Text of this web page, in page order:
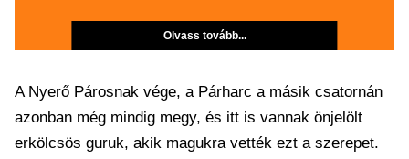
Olvass tovább...
A Nyerő Párosnak vége, a Párharc a másik csatornán
azonban még mindig megy, és itt is vannak önjelölt
erkölcsös guruk, akik magukra vették ezt a szerepet.